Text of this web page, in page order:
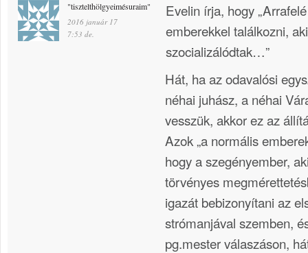
"tisztelthölgyeimésuraim"
2016 január 17
7:53 de.
Evelin írja, hogy
emberekkel találkozni,
szocializálódtak…”
Hát, ha az odavalósi
néhai juhász, a néhai
vesszük, akkor ez az
Azok „a normális
hogy a szegényember,
törvényes
igazát bebizonyítani az
strómanjával szemben,
pg.mester válaszáson,